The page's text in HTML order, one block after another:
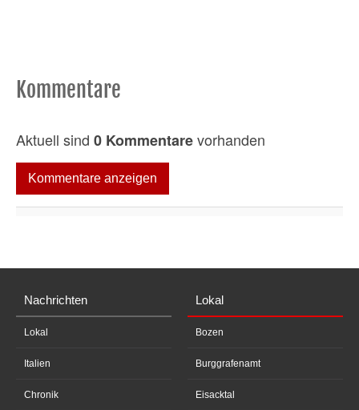
Kommentare
Aktuell sind 0 Kommentarevorhanden
Kommentare anzeigen
Nachrichten
Lokal
Italien
Chronik
Lokal
Bozen
Burggrafenamt
Eisacktal